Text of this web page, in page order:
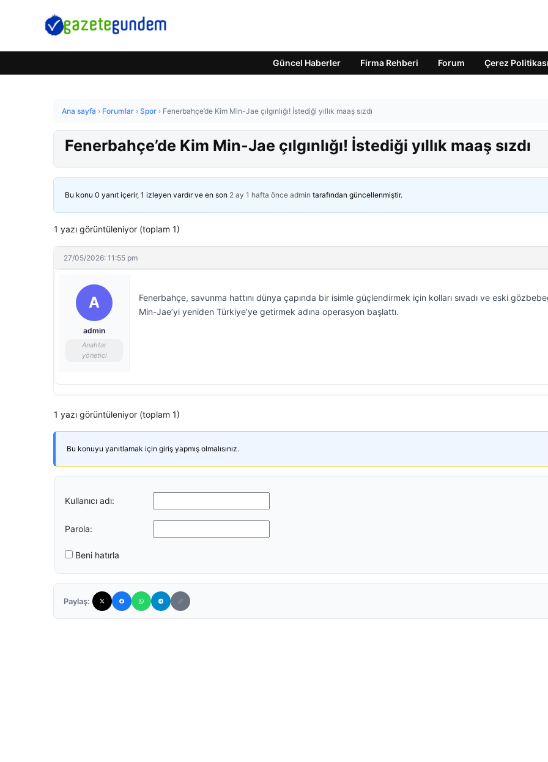
Güncel Haberler Firma Rehberi Forum Çerez Politikası
Ana sayfa › Forumlar › Spor › Fenerbahçe’de Kim Min-Jae çılgınlığı! İstediği yıllık maaş sızdı
Fenerbahçe’de Kim Min-Jae çılgınlığı! İstediği yıllık maaş sızdı
Bu konu 0 yanıt içerir, 1 izleyen vardır ve en son 2 ay 1 hafta önce admin tarafından güncellenmiştir.
1 yazı görüntüleniyor (toplam 1)
27/05/2026: 11:55 pm
A
admin
Anahtar
yönetici
Fenerbahçe, savunma hattını dünya çapında bir isimle güçlendirmek için kolları sıvadı ve eski
Min-Jae’yi yeniden Türkiye’ye getirmek adına operasyon başlattı.
1 yazı görüntüleniyor (toplam 1)
Bu konuyu yanıtlamak için giriş yapmış olmalısınız.
Kullanıcı adı:
Parola:
Beni hatırla
Paylaş: